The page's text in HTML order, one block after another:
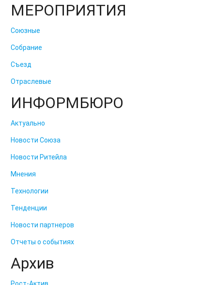
МЕРОПРИЯТИЯ
Союзные
Собрание
Съезд
Отраслевые
ИНФОРМБЮРО
Актуально
Новости Союза
Новости Ритейла
Мнения
Технологии
Тенденции
Новости партнеров
Отчеты о событиях
Архив
Рост-Актив